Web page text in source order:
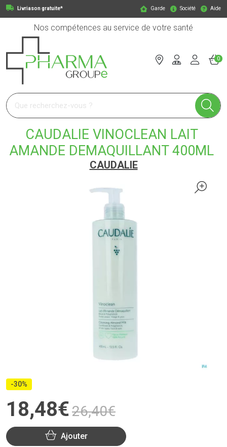
Livriason gratuite* Garde Société Aide
Nos compétences au service de votre santé
Pharmagroupe Votre pharmacie en ligne à votre service
0
CAUDALIE VINOCLEAN LAIT
AMANDE DEMAQUILLANT 400ML
CAUDALIE
-30%
18,48€26,40€
Ajouter